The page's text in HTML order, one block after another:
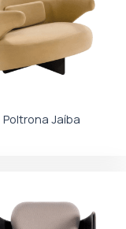
Poltrona Jaíba